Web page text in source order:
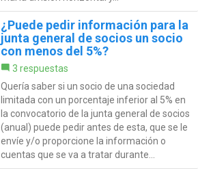
¿Puede pedir información para la
junta general de socios un socio
con menos del 5%?
3 respuestas
Quería saber si un socio de una sociedad
limitada con un porcentaje inferior al 5% en
la convocatorio de la junta general de socios
(anual) puede pedir antes de esta, que se le
envíe y/o proporcione la información o
cuentas que se va a tratar durante...